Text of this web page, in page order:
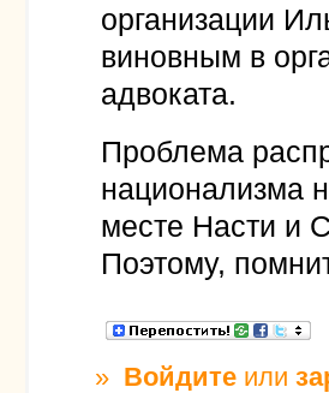
организации
виновным в
адвоката.
Проблема
национализма
месте Насти и
Поэтому,
» Войдите или